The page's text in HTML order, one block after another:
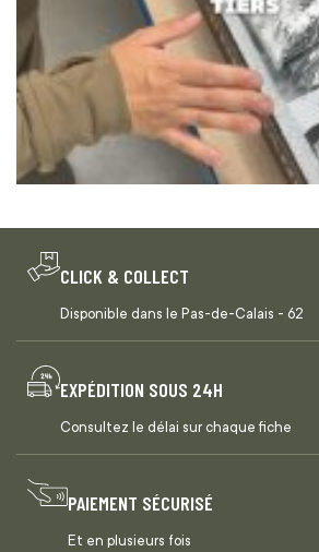
CLICK & COLLECT
Disponible dans le Pas-de-Calais - 62
EXPÉDITION SOUS 24H
Consultez le délai sur chaque fiche
PAIEMENT SÉCURISÉ
Et en plusieurs fois